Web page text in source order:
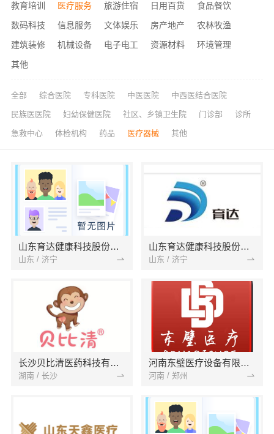
教育培训
医疗服务 旅游住宿 日用百货
食品餐饮
数码科技
信息服务 文体娱乐 房产地产
农林牧渔
建筑装修
机械设备 电子电工 资源材料
环境管理
其他
全部 综合医院 专科医院 中医医院 中西医结合医院
民族医医院 妇幼保健医院 社区、乡镇卫生院 门诊部 诊所
急救中心 体检机构 药品 医疗器械 其他
山东育达健康科技股份有限公司
山东 / 济宁
山东育达健康科技股份有限公司
山东 / 济宁
长沙贝比清医药科技有限公司
湖南 / 长沙
河南东璧医疗设备有限公司
河南 / 郑州